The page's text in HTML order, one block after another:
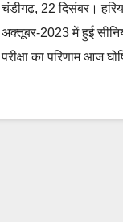
चंडीगढ़, 22 दिसंबर।
अक्तूबर-2023 में हुई
परीक्षा का परिणाम आज